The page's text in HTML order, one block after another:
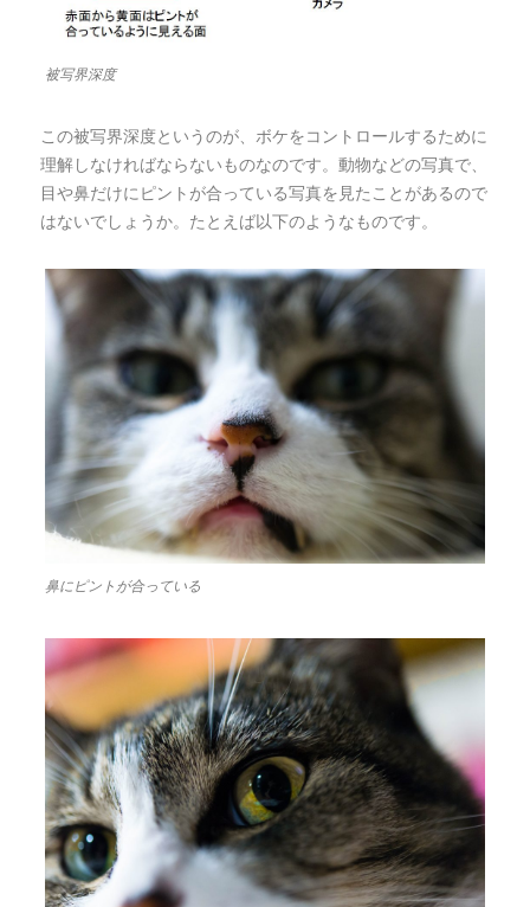
被写界深度
この被写界深度というのが、ボケをコントロールするために
理解しなければならないものなのです。動物などの写真で、
目や鼻だけにピントが合っている写真を見たことがあるので
はないでしょうか。たとえば以下のようなものです。
鼻にピントが合っている